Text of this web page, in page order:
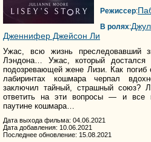
Режиссер:
В ролях:
Дженнифер Джейсон Ли
Ужас, всю жизнь преследовавший
Лэндона… Ужас, который
подозревающей жене Лизи. Как
лабиринтах кошмара черпал
заключил тайный, страшный союз?
ответить на эти вопросы — и все
паутине кошмара…
Дата выхода фильма: 04.06.2021
Дата добавления: 10.06.2021
Последнее обновление: 15.08.2021